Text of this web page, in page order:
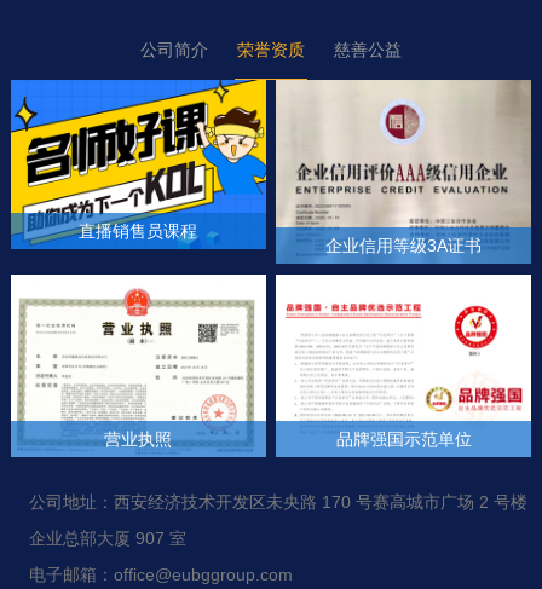
公司简介 荣誉资质 慈善公益
直播销售员课程
企业信用等级3A证书
营业执照
品牌强国示范单位
公司地址：西安经济技术开发区未央路 170 号赛高城市广场 2 号楼
企业总部大厦 907 室
电子邮箱：office@eubggroup.com